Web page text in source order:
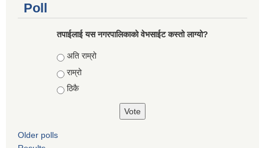
Poll
तपाईलाई यस नगरपालिकाको वेभसाईट कस्तो लाग्यो?
Choices
अति राम्रो
राम्रो
ठिकै
Older polls